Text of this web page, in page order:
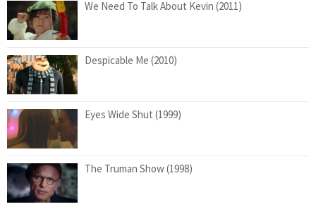
We Need To Talk About Kevin (2011)
Despicable Me (2010)
Eyes Wide Shut (1999)
The Truman Show (1998)